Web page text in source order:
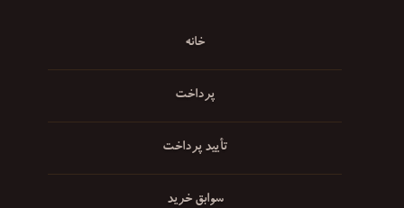
خانه
پرداخت
تأیید پرداخت
سوابق خرید